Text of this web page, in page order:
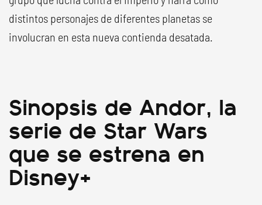
distintos personajes de diferentes planetas se
involucran en esta nueva contienda desatada.
Sinopsis de Andor, la
serie de Star Wars
que se estrena en
Disney+